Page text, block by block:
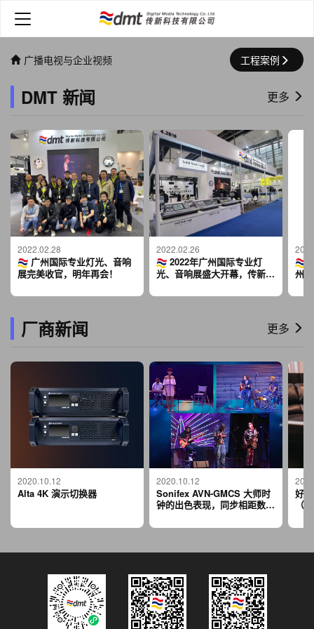
广播电视与企业视频 工程案例
DMT 新闻 更多
2022.02.28
广州国际专业灯光、音响
展完美收官，明年再会！
2022.02.26
2022年广州国际专业灯
光、音响展盛大开幕，传新科
州
厂商新闻 更多
2020.10.12
Alta 4K 演示切换器
2020.10.12
Sonifex AVN-GMCS 大师时
钟的出色表现，同步相距数百
如同站在一个舞台
好
（